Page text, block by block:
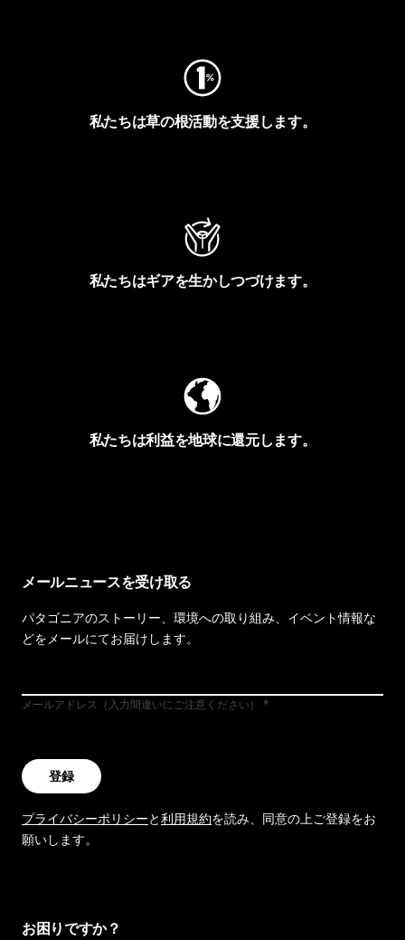
私たちは草の根活動を支援します。
私たちはギアを生かしつづけます。
私たちは利益を地球に還元します。
メールニュースを受け取る
パタゴニアのストーリー、環境への取り組み、イベント情報な
どをメールにてお届けします。
メールアドレス（入力間違いにご注意ください）
登録
プライバシーポリシーと利用規約を読み、同意の上ご登録をお
願いします。
お困りですか？